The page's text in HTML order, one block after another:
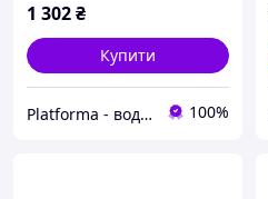
1 302₴
Купити
Platforma - водопостачання, опалення та каналізація - обладнання та комплектуючі 100%